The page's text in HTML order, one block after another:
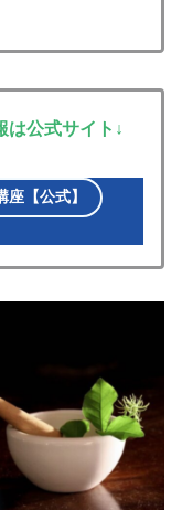
は公式サイト↓
【公式】